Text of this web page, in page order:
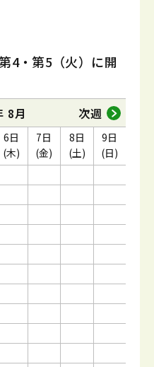
4・第5（火）に開
8月 次週
6日
(木)
7日
(金)
8日
(土)
9日
(日)